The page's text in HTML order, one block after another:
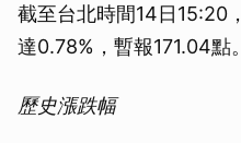
截至台北時間14日15:20，
達0.78%，暫報171.04點。
歷史漲跌幅